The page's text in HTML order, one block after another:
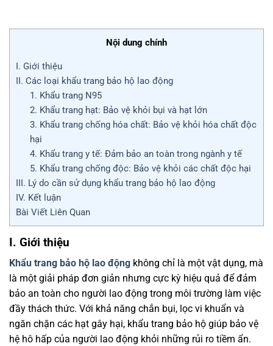
Nội dung chính
I. Giới thiệu
II. Các loại khẩu trang bảo hộ lao động
1. Khẩu trang N95
2. Khẩu trang hạt: Bảo vệ khỏi bụi và hạt lớn
3. Khẩu trang chống hóa chất: Bảo vệ khỏi hóa chất độc
hại
4. Khẩu trang y tế: Đảm bảo an toàn trong ngành y tế
5. Khẩu trang chống độc: Bảo vệ khỏi các chất độc hại
III. Lý do cần sử dụng khẩu trang bảo hộ lao động
IV. Kết luận
Bài Viết Liên Quan
I. Giới thiệu
Khẩu trang bảo hộ lao động không chỉ là một vật dụng, mà
là một giải pháp đơn giản nhưng cực kỳ hiệu quả để đảm
bảo an toàn cho người lao động trong môi trường làm việc
đầy thách thức. Với khả năng chắn bụi, lọc vi khuẩn và
ngăn chặn các hạt gây hại, khẩu trang bảo hộ giúp bảo vệ
hệ hô hấp của người lao động khỏi những rủi ro tiềm ẩn.